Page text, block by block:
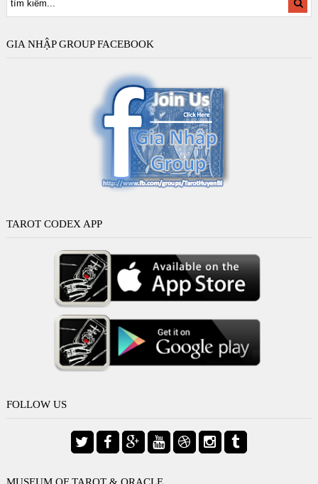
GIA NHẬP GROUP FACEBOOK
TAROT CODEX APP
FOLLOW US